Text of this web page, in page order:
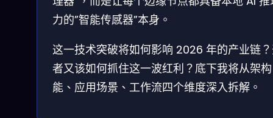
力的”智能传感器”本身。
这一技术突破将如何影响 2026 年的产业链
者又该如何抓住这一波红利？底下我将从架
能、应用场景、工作流四个维度深入拆解。